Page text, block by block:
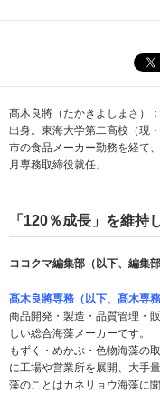
髙木良將（たかきよしまさ）：
出身。東海大学第二高校（現
市の食品メーカー勤務を経て
月専務取締役就任。
「120％成長」を維持
ココクマ編集部（以下、編集部
髙木良將専務（以下、髙木専務
商品開発・製造・品質管理・
しい総合海藻メーカーです。
もずく・めかぶ・色物海藻の
に工場や営業所を展開、大手
藻のことはカネリョウ海藻に